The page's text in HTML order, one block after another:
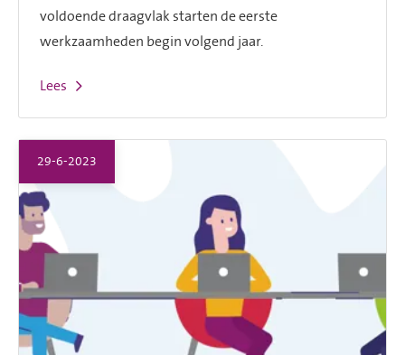
voldoende draagvlak starten de eerste
werkzaamheden begin volgend jaar.
Lees
29-6-2023